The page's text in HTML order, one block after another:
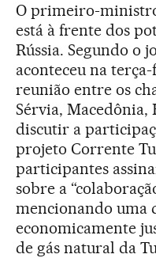
O primeiro-
está à frente dos
Rússia. Segundo o
aconteceu na
reunião entre os
Sérvia,
discutir a
projeto Corrente
participantes
sobre a
mencionando uma
economicamente
de gás natural da